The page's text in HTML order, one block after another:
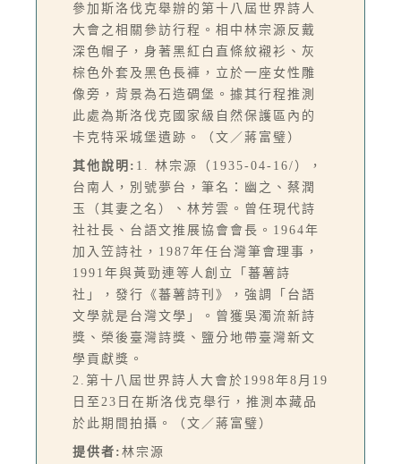
參加斯洛伐克舉辦的第十八屆世界詩人
大會之相關參訪行程。相中林宗源反戴
深色帽子，身著黑紅白直條紋襯衫、灰
棕色外套及黑色長褲，立於一座女性雕
像旁，背景為石造碉堡。據其行程推測
此處為斯洛伐克國家級自然保護區內的
卡克特采城堡遺跡。（文／蔣富璧）
其他說明: 1. 林宗源（1935-04-16/），
台南人，別號夢台，筆名：幽之、蔡潤
玉（其妻之名）、林芳雲。曾任現代詩
社社長、台語文推展協會會長。1964年
加入笠詩社，1987年任台灣筆會理事，
1991年與黃勁連等人創立「蕃薯詩
社」，發行《蕃薯詩刊》，強調「台語
文學就是台灣文學」。曾獲吳濁流新詩
獎、榮後臺灣詩獎、鹽分地帶臺灣新文
學貢獻獎。
2.第十八屆世界詩人大會於1998年8月19
日至23日在斯洛伐克舉行，推測本藏品
於此期間拍攝。（文／蔣富璧）
提供者: 林宗源